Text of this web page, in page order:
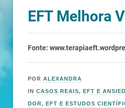
EFT Melhora
Fonte:
ON
14/03/2019
POR ALEXANDRA
IN CASOS REAIS, EFT E
DOR, EFT E ESTUDOS